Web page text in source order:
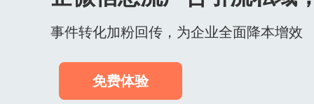
腾讯广告数据回传
快手广告数据回传
vivo广告数据回传
oppo广告数据回传
事件转化加粉回传，为企业全面降本增效
免费体验